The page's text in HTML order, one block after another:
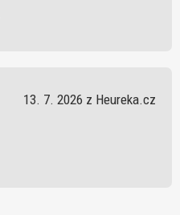
13. 7. 2026 z Heureka.cz